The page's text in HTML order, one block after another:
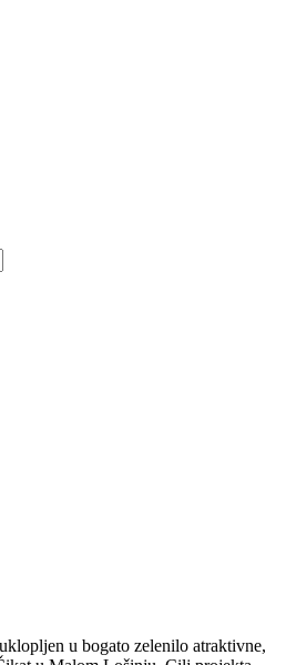
u bogato zelenilo atraktivne,